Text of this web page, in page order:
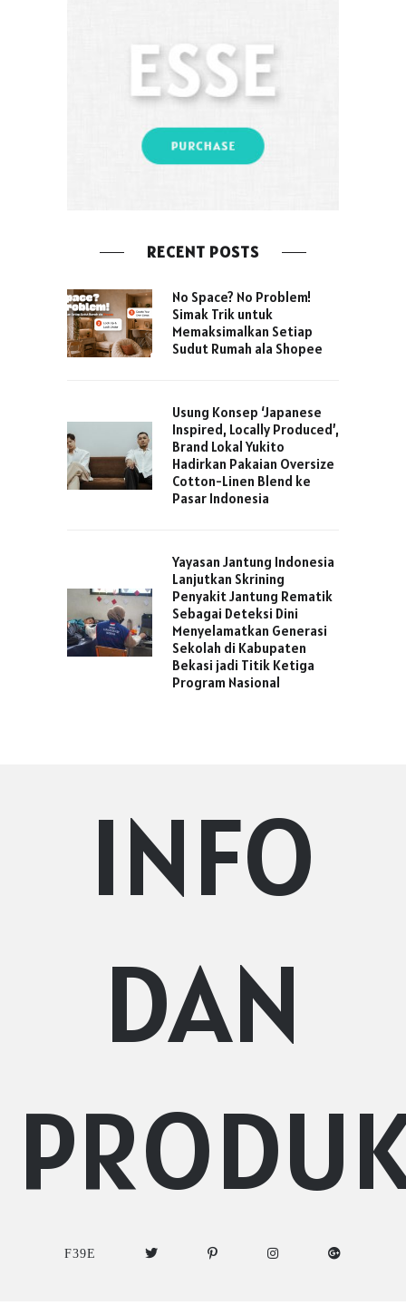
RECENT POSTS
No Space? No Problem!
Simak Trik untuk
Memaksimalkan Setiap
Sudut Rumah ala Shopee
Usung Konsep ‘Japanese
Inspired, Locally Produced’,
Brand Lokal Yukito
Hadirkan Pakaian Oversize
Cotton-Linen Blend ke
Pasar Indonesia
Yayasan Jantung Indonesia
Lanjutkan Skrining
Penyakit Jantung Rematik
Sebagai Deteksi Dini
Menyelamatkan Generasi
Sekolah di Kabupaten
Bekasi jadi Titik Ketiga
Program Nasional
INFO
DAN